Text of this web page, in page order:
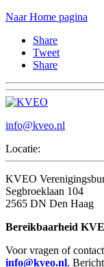
Naar Home pagina
Share
Tweet
Share
info@kveo.nl
Locatie:
KVEO
Segbroeklaan 104
2565 DN Den Haag
Bereikbaarheid
Voor vragen of
info@kveo.nl.